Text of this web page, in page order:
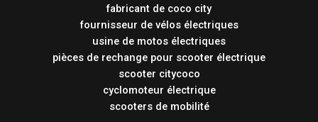
fabricant de coco city
fournisseur de vélos électriques
usine de motos électriques
pièces de rechange pour scooter électrique
scooter citycoco
cyclomoteur électrique
scooters de mobilité